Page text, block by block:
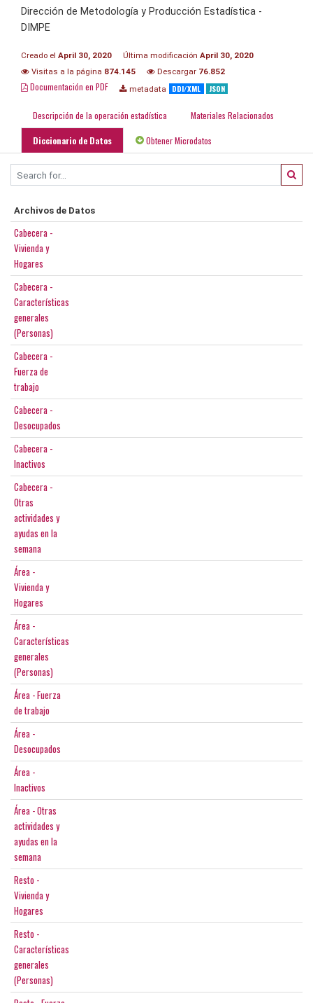
Dirección de Metodología y Producción Estadística -
DIMPE
Creado el April 30, 2020 Última modificación April 30, 2020
Visitas a la página 874.145 Descargar 76.852
Documentación en PDF metadata DDI/XML JSON
Descripción de la operación estadística Materiales Relacionados
Diccionario de Datos Obtener Microdatos
Archivos de Datos
Cabecera -
Vivienda y
Hogares
Cabecera -
Características
generales
(Personas)
Cabecera -
Fuerza de
trabajo
Cabecera -
Desocupados
Cabecera -
Inactivos
Cabecera -
Otras
actividades y
ayudas en la
semana
Área -
Vivienda y
Hogares
Área -
Características
generales
(Personas)
Área - Fuerza
de trabajo
Área -
Desocupados
Área -
Inactivos
Área - Otras
actividades y
ayudas en la
semana
Resto -
Vivienda y
Hogares
Resto -
Características
generales
(Personas)